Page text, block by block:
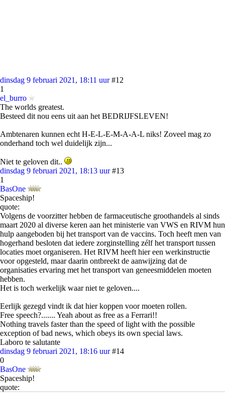
dinsdag 9 februari 2021, 18:11 uur #12
1
el_burro
The worlds greatest.
Besteed dit nou eens uit aan het BEDRIJFSLEVEN!
Ambtenaren kunnen echt H-E-L-E-M-A-A-L niks! Zoveel mag zo
onderhand toch wel duidelijk zijn...
Niet te geloven dit..
dinsdag 9 februari 2021, 18:13 uur #13
1
BasOne
Spaceship!
quote:
Volgens de voorzitter hebben de farmaceutische groothandels al sinds
maart 2020 al diverse keren aan het ministerie van VWS en RIVM hun
hulp aangeboden bij het transport van de vaccins. Toch heeft men van
hogerhand besloten dat iedere zorginstelling zélf het transport tussen
locaties moet organiseren. Het RIVM heeft hier een werkinstructie
voor opgesteld, maar daarin ontbreekt de aanwijzing dat de
organisaties ervaring met het transport van geneesmiddelen moeten
hebben.
Het is toch werkelijk waar niet te geloven....
Eerlijk gezegd vindt ik dat hier koppen voor moeten rollen.
Free speech?....... Yeah about as free as a Ferrari!!
Nothing travels faster than the speed of light with the possible
exception of bad news, which obeys its own special laws.
Laboro te salutante
dinsdag 9 februari 2021, 18:16 uur #14
0
BasOne
Spaceship!
quote: